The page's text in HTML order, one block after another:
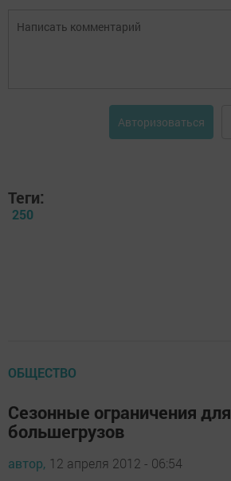
Авторизоваться
Теги:
250
ОБЩЕСТВО
Сезонные ограничения для
большегрузов
автор, 12 апреля 2012 - 06:54